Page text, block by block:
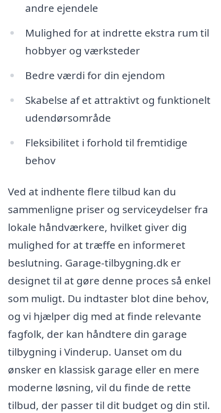
andre ejendele
Mulighed for at indrette ekstra rum til
hobbyer og værksteder
Bedre værdi for din ejendom
Skabelse af et attraktivt og funktionelt
udendørsområde
Fleksibilitet i forhold til fremtidige
behov
Ved at indhente flere tilbud kan du
sammenligne priser og serviceydelser fra
lokale håndværkere, hvilket giver dig
mulighed for at træffe en informeret
beslutning. Garage-tilbygning.dk er
designet til at gøre denne proces så enkel
som muligt. Du indtaster blot dine behov,
og vi hjælper dig med at finde relevante
fagfolk, der kan håndtere din garage
tilbygning i Vinderup. Uanset om du
ønsker en klassisk garage eller en mere
moderne løsning, vil du finde de rette
tilbud, der passer til dit budget og din stil.